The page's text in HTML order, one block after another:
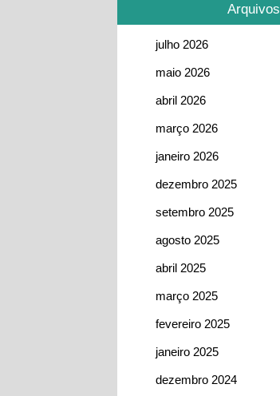
Arquivos
julho 2026
maio 2026
abril 2026
março 2026
janeiro 2026
dezembro 2025
setembro 2025
agosto 2025
abril 2025
março 2025
fevereiro 2025
janeiro 2025
dezembro 2024